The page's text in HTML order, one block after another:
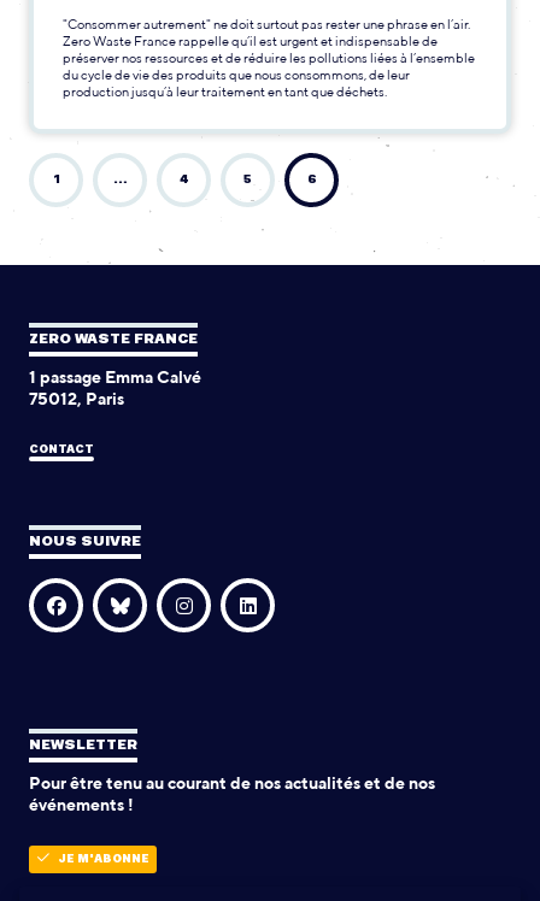
"Consommer autrement" ne doit surtout pas rester une phrase en l’air.
Zero Waste France rappelle qu’il est urgent et indispensable de
préserver nos ressources et de réduire les pollutions liées à l’ensemble
du cycle de vie des produits que nous consommons, de leur
production jusqu’à leur traitement en tant que déchets.
1 … 4 5 6
ZERO WASTE FRANCE
1 passage Emma Calvé
75012, Paris
CONTACT
NOUS SUIVRE
NEWSLETTER
Pour être tenu au courant de nos actualités et de nos
événements !
JE M'ABONNE